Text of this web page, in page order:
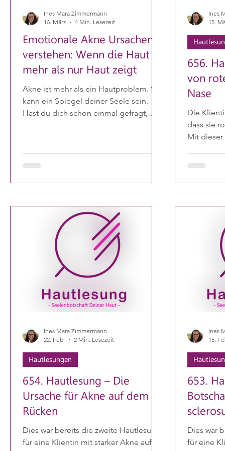
Emotionale Akne Ursachen
verstehen: Wenn die Haut
mehr als nur Haut zeigt
Akne ist mehr als ein Hautproblem. Sie
kann ein Spiegel deiner Seele sein.
Hast du dich schon einmal gefragt,
Ernährung, sondern tief in deinem
nehme ich dich mit auf eine Reise - zu
Gemeinsam entdecken wir, wie
Gefühle und Haut zusammenhängen
und wie du deinem inneren
Gleichgewicht näherkommen kannst
Ines Mara Zimmermann
16. März
4 Min. Lesezeit
656.
von
Nase
Die
dass sie
Mit
ganze Zeit
zeigte,
hier
durften.
Ines
15.
654. Hautlesung – Die
Ursache für Akne auf dem
Rücken
Dies war bereits die zweite Hautlesung
für eine Klientin mit starker Akne auf
Hautlesungen
Ines Mara Zimmermann
22. Feb.
2 Min. Lesezeit
653.
Dies war
für eine
Ines
15.